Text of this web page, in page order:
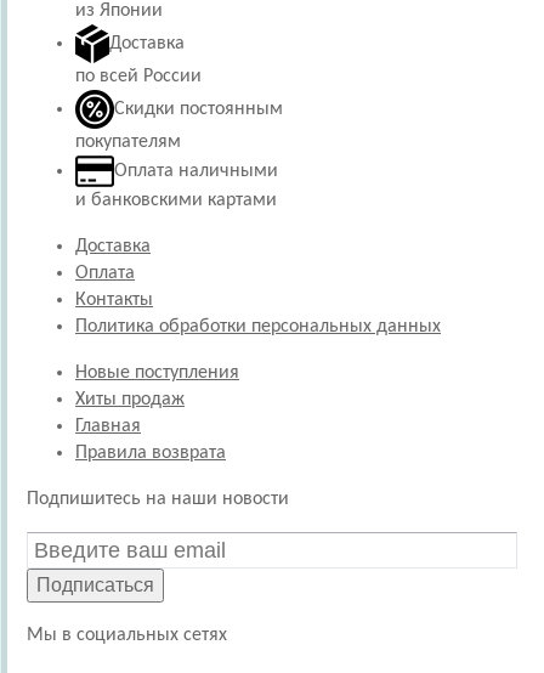
из Японии
Доставка
по всей России
Скидки постоянным
покупателям
Оплата наличными
и банковскими картами
Доставка
Оплата
Контакты
Политика обработки персональных данных
Новые поступления
Хиты продаж
Главная
Правила возврата
Подпишитесь на наши новости
Подписаться
Мы в социальных сетях